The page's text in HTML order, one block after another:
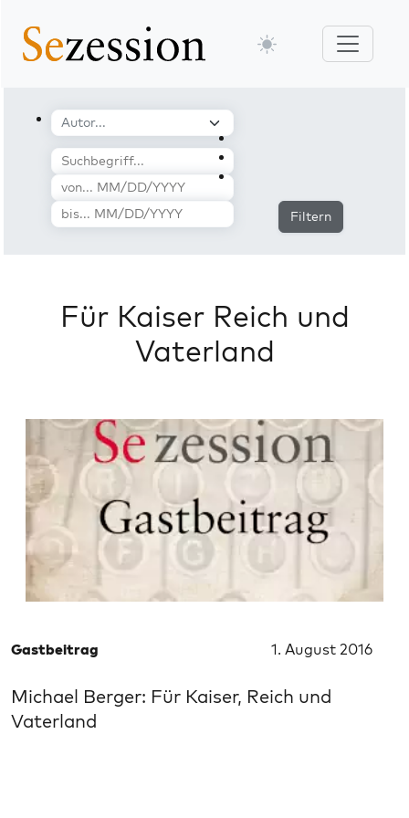
Filtern
Für Kaiser Reich und
Vaterland
Gastbeitrag 1. August 2016
Michael Berger: Für Kaiser, Reich und
Vaterland